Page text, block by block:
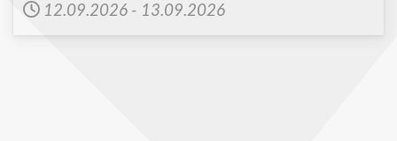
12.09.2026 - 13.09.2026